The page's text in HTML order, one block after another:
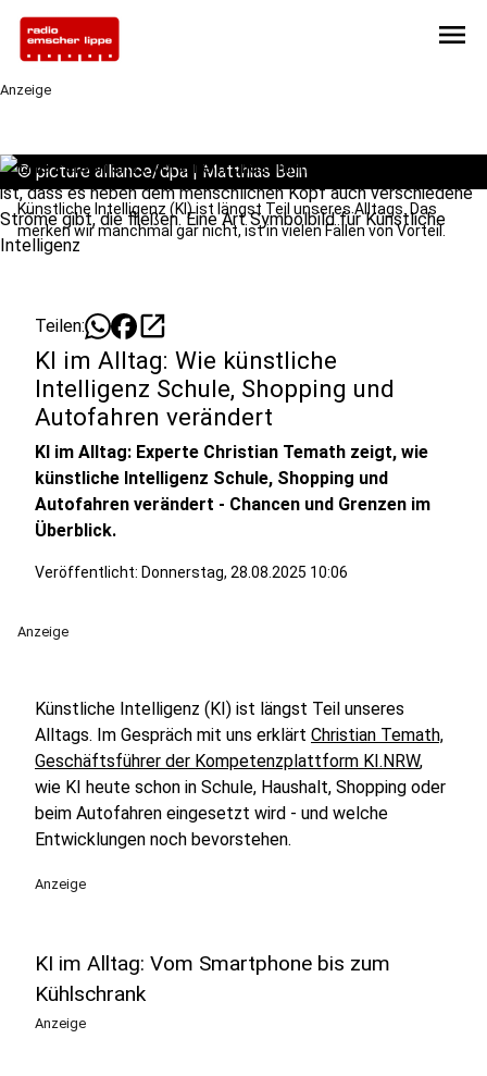
menu
Anzeige
© picture alliance/dpa | Matthias Bein
Künstliche Intelligenz (KI) ist längst Teil unseres Alltags. Das
merken wir manchmal gar nicht, ist in vielen Fällen von Vorteil.
Teilen: open_in_new
KI im Alltag: Wie künstliche
Intelligenz Schule, Shopping und
Autofahren verändert
KI im Alltag: Experte Christian Temath zeigt, wie
künstliche Intelligenz Schule, Shopping und
Autofahren verändert - Chancen und Grenzen im
Überblick.
Veröffentlicht: Donnerstag, 28.08.2025 10:06
Anzeige
Künstliche Intelligenz (KI) ist längst Teil unseres
Alltags. Im Gespräch mit uns erklärt Christian Temath,
Geschäftsführer der Kompetenzplattform KI.NRW,
wie KI heute schon in Schule, Haushalt, Shopping oder
beim Autofahren eingesetzt wird - und welche
Entwicklungen noch bevorstehen.
Anzeige
KI im Alltag: Vom Smartphone bis zum
Kühlschrank
Anzeige